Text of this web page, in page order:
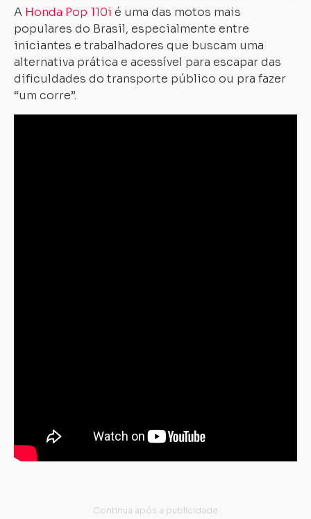
A Honda Pop 110i é uma das motos mais
populares do Brasil, especialmente entre
iniciantes e trabalhadores que buscam uma
alternativa prática e acessível para escapar das
dificuldades do transporte público ou pra fazer
“um corre”.